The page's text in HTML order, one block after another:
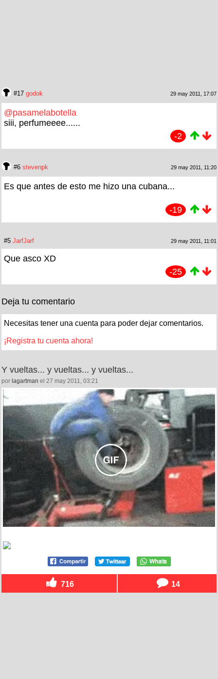
#17 godok 29 may 2011, 17:07
@pasamelabotella
siii, perfumeeee......
-2
#6 stevenpk 29 may 2011, 11:20
Es que antes de esto me hizo una cubana...
-19
#5 JarfJarf 29 may 2011, 11:01
Que asco XD
-25
Deja tu comentario
Necesitas tener una cuenta para poder dejar comentarios.
¡Registra tu cuenta ahora!
Y vueltas... y vueltas... y vueltas...
por lagartman el 27 may 2011, 03:21
716 14